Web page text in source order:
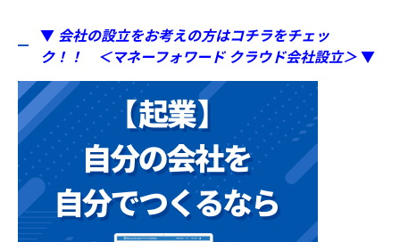
▼ 会社の設立をお考えの方はコチラをチェッ
ク！！ ＜マネーフォワード クラウド会社設立＞▼